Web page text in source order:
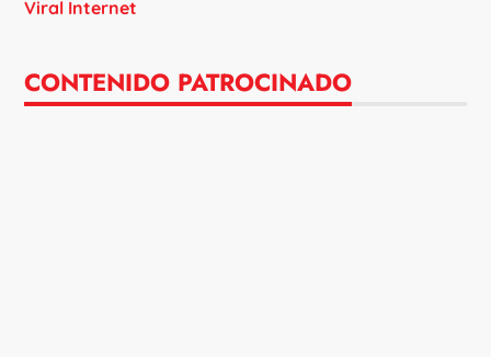
Viral Internet
CONTENIDO PATROCINADO